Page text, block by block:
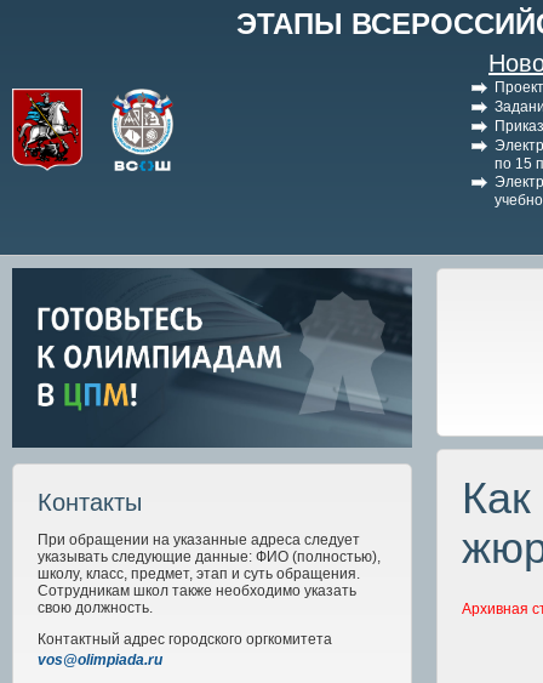
ЭТАПЫ
по 15
Контакты
При обращении на указанные адреса следует
указывать следующие данные: ФИО (полностью),
школу, класс, предмет, этап и суть обращения.
Сотрудникам школ также необходимо указать
свою должность.
Контактный адрес городского оргкомитета
vos@olimpiada.ru
Архивная